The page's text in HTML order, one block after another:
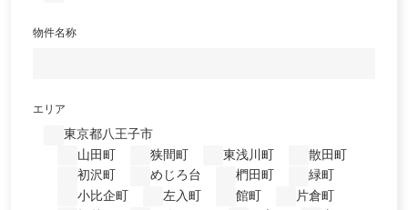
物件名称
エリア
東京都八王子市
山田町
狭間町 東浅川町
散田町
初沢町
めじろ台 椚田町
緑町
小比企町
左入町 館町
片倉町